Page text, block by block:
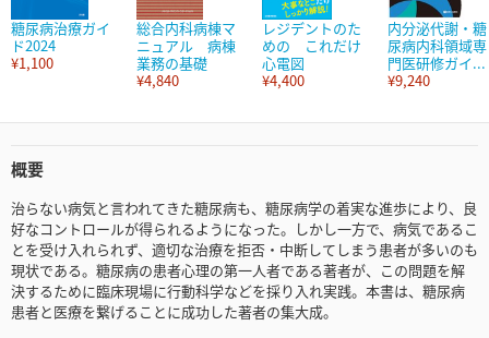
糖尿病治療ガイ
ド2024
¥1,100
総合内科病棟マ
ニュアル 病棟
業務の基礎
¥4,840
レジデントのた
めの これだけ
心電図
¥4,400
内分泌代謝・糖
尿病内科領域専
門医研修ガイ...
¥9,240
概要
治らない病気と言われてきた糖尿病も、糖尿病学の着実な進歩により、良
好なコントロールが得られるようになった。しかし一方で、病気であるこ
とを受け入れられず、適切な治療を拒否・中断してしまう患者が多いのも
現状である。糖尿病の患者心理の第一人者である著者が、この問題を解
決するために臨床現場に行動科学などを採り入れ実践。本書は、糖尿病
患者と医療を繋げることに成功した著者の集大成。